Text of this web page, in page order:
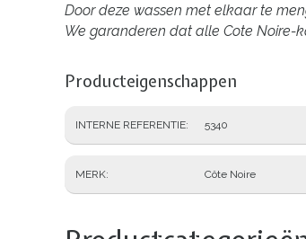
Door deze wassen met elkaar te
We garanderen dat alle Cote Noire-
Producteigenschappen
INTERNE REFERENTIE 5340
MERK Côte Noire